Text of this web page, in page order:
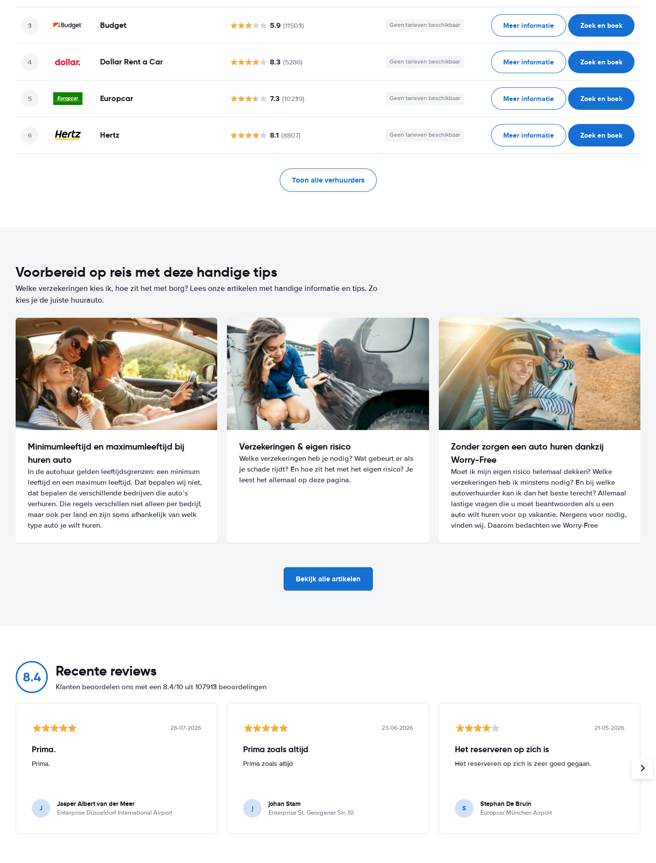
Budget 5.9 (11503) Geen tarieven beschikbaar Meer informatie Zoek en boek
Dollar Rent a Car 8.3 (5286) Geen tarieven beschikbaar Meer informatie Zoek en boek
Europcar 7.3 (10239) Geen tarieven beschikbaar Meer informatie Zoek en boek
Hertz 8.1 (8807) Geen tarieven beschikbaar Meer informatie Zoek en boek
Toon alle verhuurders
Voorbereid op reis met deze handige tips
Welke verzekeringen kies ik, hoe zit het met borg? Lees onze artikelen met handige informatie en tips. Zo
kies je de juiste huurauto.
Minimumleeftijd en maximumleeftijd bij
huren auto
In de autohuur gelden leeftijdsgrenzen: een minimum
leeftijd en een maximum leeftijd. Dat bepalen wij niet,
dat bepalen de verschillende bedrijven die auto’s
verhuren. Die regels verschillen niet alleen per bedrijf,
maar ook per land en zijn soms afhankelijk van welk
type auto je wilt huren.
Verzekeringen & eigen risico
Welke verzekeringen heb je nodig? Wat gebeurt er als
je schade rijdt? En hoe zit het met het eigen risico? Je
leest het allemaal op deze pagina.
Zonder zorgen een auto huren dankzij
Worry-Free
Moet ik mijn eigen risico helemaal dekken? Welke
verzekeringen heb ik minstens nodig? En bij welke
autoverhuurder kan ik dan het beste terecht? Allemaal
lastige vragen die u moet beantwoorden als u een
auto wilt huren voor op vakantie. Nergens voor nodig,
vinden wij. Daarom bedachten we Worry-Free
Bekijk alle artikelen
8.4 Recente reviews
Klanten beoordelen ons met een 8.4/10 uit 107913 beoordelingen
26-07-2026
Prima.
Prima.
J Jasper Albert van der Meer
Enterprise Düsseldorf International Airport
23-06-2026
Prima zoals altijd
Prima zoals altijd
j johan Stam
Enterprise St. Georgener Str. 10
21-05-2026
Het reserveren op zich is
Het reserveren op zich is zeer goed gegaan.
S Stephan De Bruin
Europcar München Airport